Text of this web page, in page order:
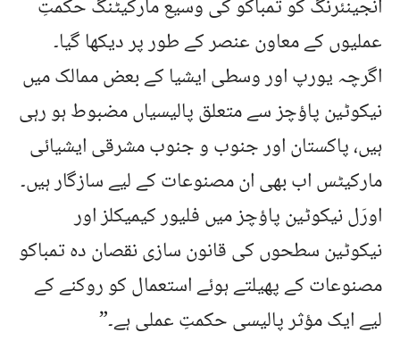
انجینئرنگ کو تمباکو کی وسیع مارکیٹنگ حکمتِ
عملیوں کے معاون عنصر کے طور پر دیکھا گیا۔
اگرچہ یورپ اور وسطی ایشیا کے بعض ممالک میں
نیکوٹین پاؤچز سے متعلق پالیسیاں مضبوط ہو رہی
ہیں، پاکستان اور جنوب و جنوب مشرقی ایشیائی
مارکیٹس اب بھی ان مصنوعات کے لیے سازگار ہیں۔
اورَل نیکوٹین پاؤچز میں فلیور کیمیکلز اور
نیکوٹین سطحوں کی قانون سازی نقصان دہ تمباکو
مصنوعات کے پھیلتے ہوئے استعمال کو روکنے کے
لیے ایک مؤثر پالیسی حکمتِ عملی ہے۔”